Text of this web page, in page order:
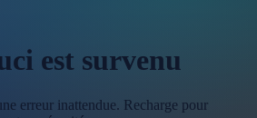
est survenu
erreur inattendue. Recharge pour